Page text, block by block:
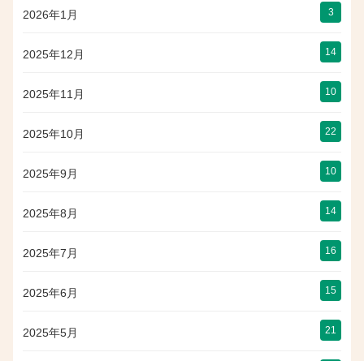
2026年1月 3
2025年12月 14
2025年11月 10
2025年10月 22
2025年9月 10
2025年8月 14
2025年7月 16
2025年6月 15
2025年5月 21